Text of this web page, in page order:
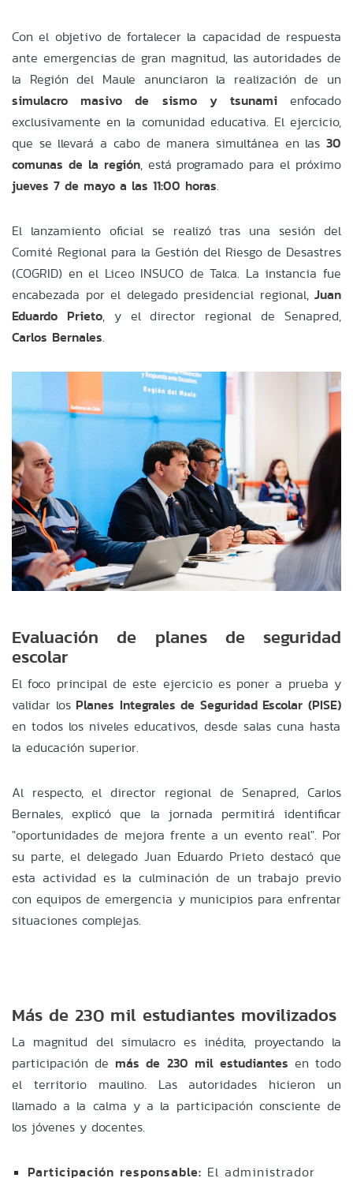
Con el objetivo de fortalecer la capacidad de respuesta
ante emergencias de gran magnitud, las autoridades de
la Región del Maule anunciaron la realización de un
simulacro masivo de sismo y tsunamienfocado
exclusivamente en la comunidad educativa. El ejercicio,
que se llevará a cabo de manera simultánea en las 30
comunas de la región, está programado para el próximo
jueves 7 de mayo a las 11:00 horas.
El lanzamiento oficial se realizó tras una sesión del
Comité Regional para la Gestión del Riesgo de Desastres
(COGRID) en el Liceo INSUCO de Talca. La instancia fue
encabezada por el delegado presidencial regional, Juan
Eduardo Prieto, y el director regional de Senapred,
Carlos Bernales.
Evaluación de planes de seguridad
escolar
El foco principal de este ejercicio es poner a prueba y
validar los Planes Integrales de Seguridad Escolar (PISE)
en todos los niveles educativos, desde salas cuna hasta
la educación superior.
Al respecto, el director regional de Senapred, Carlos
Bernales, explicó que la jornada permitirá identificar
"oportunidades de mejora frente a un evento real". Por
su parte, el delegado Juan Eduardo Prieto destacó que
esta actividad es la culminación de un trabajo previo
con equipos de emergencia y municipios para enfrentar
situaciones complejas.
Más de 230 mil estudiantes movilizados
La magnitud del simulacro es inédita, proyectando la
participación de más de 230 mil estudiantes en todo
el territorio maulino. Las autoridades hicieron un
llamado a la calma y a la participación consciente de
los jóvenes y docentes.
Participación responsable: El administrador